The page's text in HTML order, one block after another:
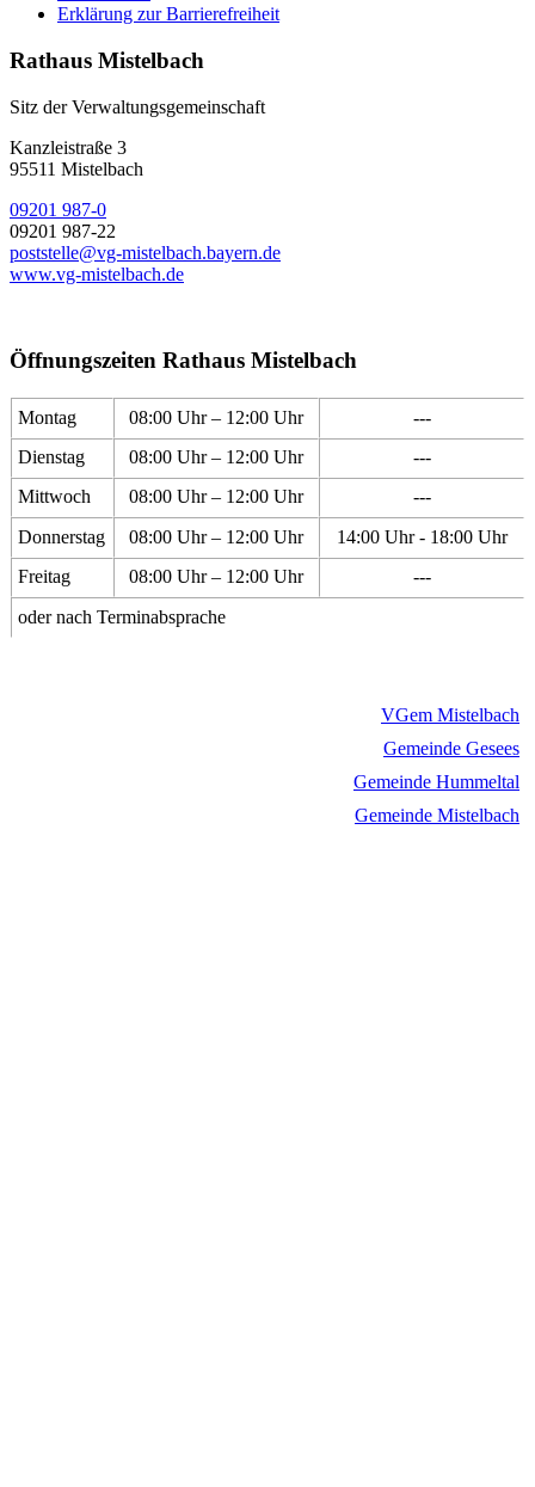
Erklärung zur Barrierefreiheit
Rathaus Mistelbach
Sitz der Verwaltungsgemeinschaft
Kanzleistraße 3
95511 Mistelbach
09201 987-0
09201 987-22
poststelle@vg-mistelbach.bayern.de
www.vg-mistelbach.de
Öffnungszeiten Rathaus Mistelbach
Montag 08:00 Uhr – 12:00 Uhr
---
Dienstag
08:00 Uhr – 12:00 Uhr
---
Mittwoch
08:00 Uhr – 12:00 Uhr
---
Donnerstag
08:00 Uhr – 12:00 Uhr
14:00 Uhr - 18:00 Uhr
Freitag
08:00 Uhr – 12:00 Uhr
---
oder nach Terminabsprache
VGem Mistelbach
Gemeinde Gesees
Gemeinde Hummeltal
Gemeinde Mistelbach